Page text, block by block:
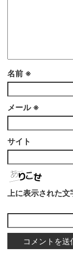
名前 ※
メール ※
サイト
上に表示された